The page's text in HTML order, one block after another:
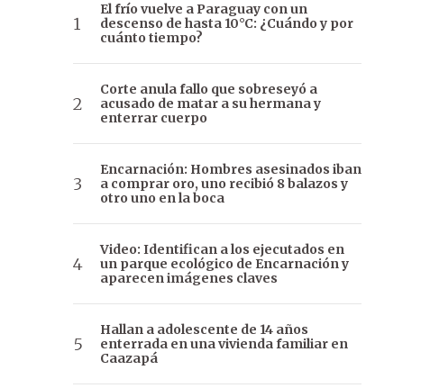
El frío vuelve a Paraguay con un
descenso de hasta 10°C: ¿Cuándo y por
cuánto tiempo?
Corte anula fallo que sobreseyó a
acusado de matar a su hermana y
enterrar cuerpo
Encarnación: Hombres asesinados iban
a comprar oro, uno recibió 8 balazos y
otro uno en la boca
Video: Identifican a los ejecutados en
un parque ecológico de Encarnación y
aparecen imágenes claves
Hallan a adolescente de 14 años
enterrada en una vivienda familiar en
Caazapá